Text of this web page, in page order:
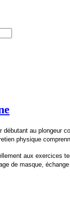
débutant au plongeur
physique
aux exercices
de masque,